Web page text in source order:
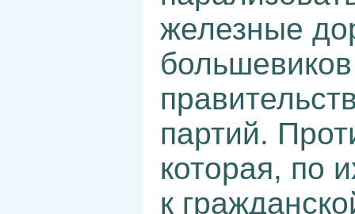
железные
партий.
которая, по
к